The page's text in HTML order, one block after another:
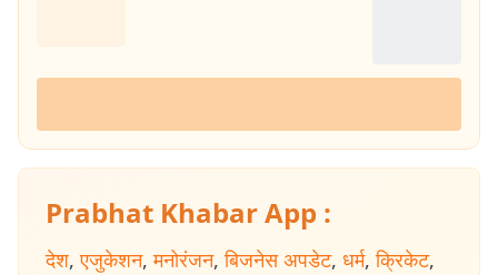
Prabhat Khabar App :
देश, एजुकेशन, मनोरंजन, बिजनेस अपडेट, धर्म, क्रिकेट,